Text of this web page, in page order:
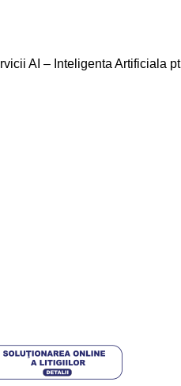
AI – Inteligenta Artificiala pt